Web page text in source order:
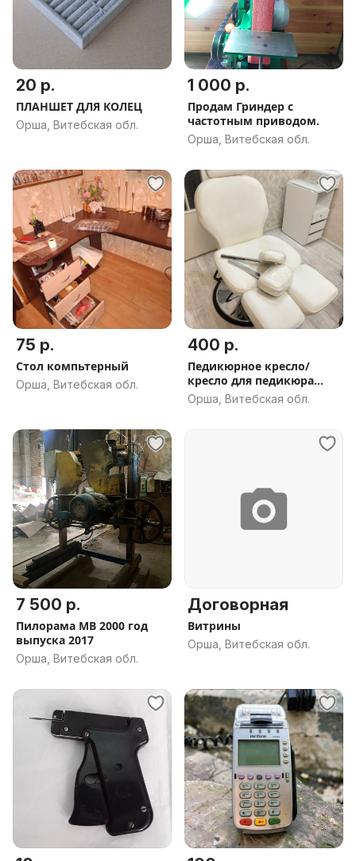
20 р.
ПЛАНШЕТ ДЛЯ КОЛЕЦ
Орша, Витебская обл.
1 000 р.
Продам Гриндер с
частотным приводом.
Орша, Витебская обл.
75 р.
Стол компьтерный
Орша, Витебская обл.
400 р.
Педикюрное кресло/
кресло для педикюра
гидравлическ
Орша, Витебская обл.
7 500 р.
Пилорама МВ 2000 год
выпуска 2017
Орша, Витебская обл.
Договорная
Витрины
Орша, Витебская обл.